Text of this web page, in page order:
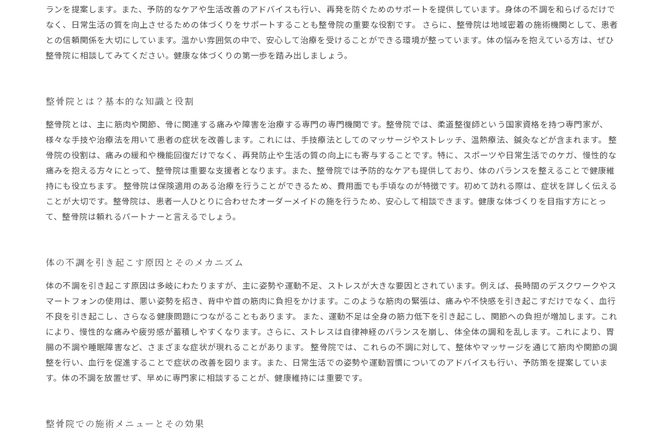
ランを提案します。また、予防的なケアや生活改善のアドバイスも行い、再発を防ぐためのサポートを提供しています。身体の不調を和らげるだけで
なく、日常生活の質を向上させるための体づくりをサポートすることも整骨院の重要な役割です。 さらに、整骨院は地域密着の施術機関として、患者
との信頼関係を大切にしています。温かい雰囲気の中で、安心して治療を受けることができる環境が整っています。体の悩みを抱えている方は、ぜひ
整骨院に相談してみてください。健康な体づくりの第一歩を踏み出しましょう。
整骨院とは？基本的な知識と役割
整骨院とは、主に筋肉や関節、骨に関連する痛みや障害を治療する専門の専門機関です。整骨院では、柔道整復師という国家資格を持つ専門家が、
様々な手技や治療法を用いて患者の症状を改善します。これには、手技療法としてのマッサージやストレッチ、温熱療法、鍼灸などが含まれます。 整
骨院の役割は、痛みの緩和や機能回復だけでなく、再発防止や生活の質の向上にも寄与することです。特に、スポーツや日常生活でのケガ、慢性的な
痛みを抱える方々にとって、整骨院は重要な支援者となります。また、整骨院では予防的なケアも提供しており、体のバランスを整えることで健康維
持にも役立ちます。 整骨院は保険適用のある治療を行うことができるため、費用面でも手頃なのが特徴です。初めて訪れる際は、症状を詳しく伝える
ことが大切です。整骨院は、患者一人ひとりに合わせたオーダーメイドの施を行うため、安心して相談できます。健康な体づくりを目指す方にとっ
て、整骨院は頼れるパートナーと言えるでしょう。
体の不調を引き起こす原因とそのメカニズム
体の不調を引き起こす原因は多岐にわたりますが、主に姿勢や運動不足、ストレスが大きな要因とされています。例えば、長時間のデスクワークやス
マートフォンの使用は、悪い姿勢を招き、背中や首の筋肉に負担をかけます。このような筋肉の緊張は、痛みや不快感を引き起こすだけでなく、血行
不良を引き起こし、さらなる健康問題につながることもあります。 また、運動不足は全身の筋力低下を引き起こし、関節への負担が増加します。これ
により、慢性的な痛みや疲労感が蓄積しやすくなります。さらに、ストレスは自律神経のバランスを崩し、体全体の調和を乱します。これにより、胃
腸の不調や睡眠障害など、さまざまな症状が現れることがあります。 整骨院では、これらの不調に対して、整体やマッサージを通じて筋肉や関節の調
整を行い、血行を促進することで症状の改善を図ります。また、日常生活での姿勢や運動習慣についてのアドバイスも行い、予防策を提案していま
す。体の不調を放置せず、早めに専門家に相談することが、健康維持には重要です。
整骨院での施術メニューとその効果